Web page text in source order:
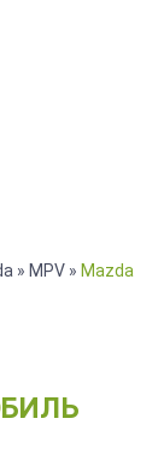
» MPV » Mazda